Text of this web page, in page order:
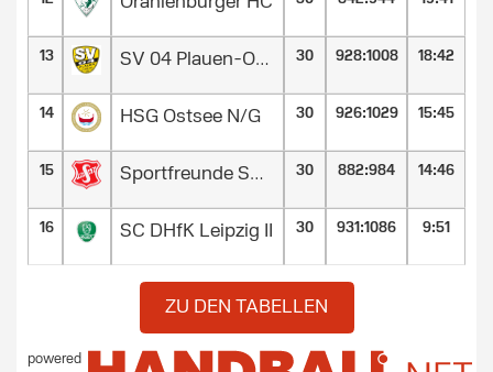
13 SV 04 Plauen-Oberlosa 30 928:1008 18:42
14 HSG Ostsee N/G 30 926:1029 15:45
15 Sportfreunde Söhre von 1947 30 882:984 14:46
16 SC DHfK Leipzig II 30 931:1086 9:51
ZU DEN TABELLEN
powered